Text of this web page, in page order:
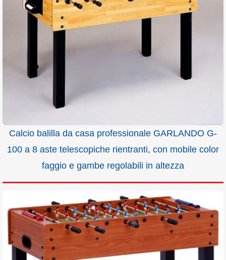
Calcio balilla da casa professionale GARLANDO G-
100 a 8 aste telescopiche rientranti, con mobile color
faggio e gambe regolabili in altezza